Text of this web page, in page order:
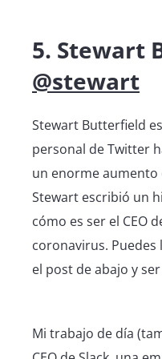
5. Stewart
@stewart
Stewart Butterfield
personal de Twitter
un enorme
Stewart escribió un
cómo es ser el CEO
coronavirus. Puedes
el post de abajo y
Mi trabajo de día